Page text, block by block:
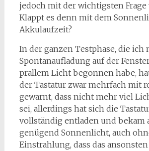
jedoch mit der wichtigsten Frage
Klappt es denn mit dem
Akkulaufzeit?
In der ganzen Testphase, die ich
Spontanaufladung auf der
prallem Licht begonnen habe,
der Tastatur zwar mehrfach mit
gewarnt, dass nicht mehr viel
sei, allerdings hat sich die
vollständig entladen und bekam
genügend Sonnenlicht, auch
Einstrahlung, dass das